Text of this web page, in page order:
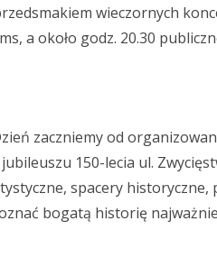
wieczornych
a około godz. 20.30
zaczniemy od
150-lecia ul.
spacery historyczne,
bogatą historię